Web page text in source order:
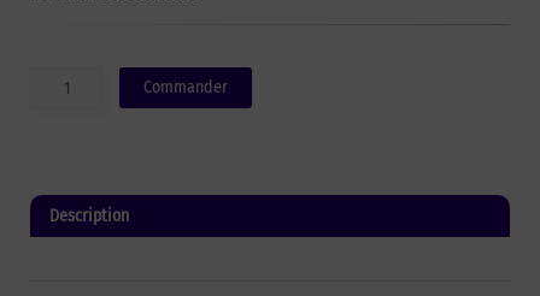
quantité
losange
Commander
Description